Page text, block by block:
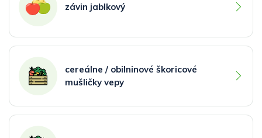
závin jablkový
cereálne / obilninové škoricové
mušličky vepy